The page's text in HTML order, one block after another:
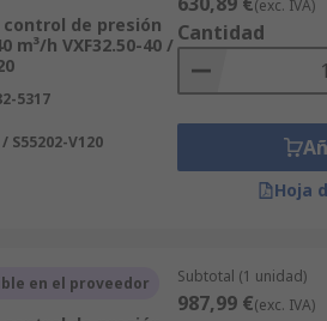
control de presión
m³/h VXF32.50-40 /
5317
S55202-V120
(exc. IVA)
Cantidad
Hoja
en el proveedor Subtotal (1 unidad)
987,99 €(exc. IVA)